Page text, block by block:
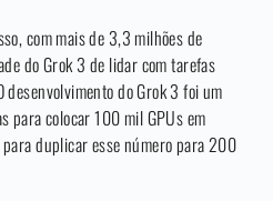
com mais de 3,3 milhões de
do Grok 3 de lidar com tarefas
desenvolvimento do Grok 3 foi um
para colocar 100 mil GPUs em
duplicar esse número para 200